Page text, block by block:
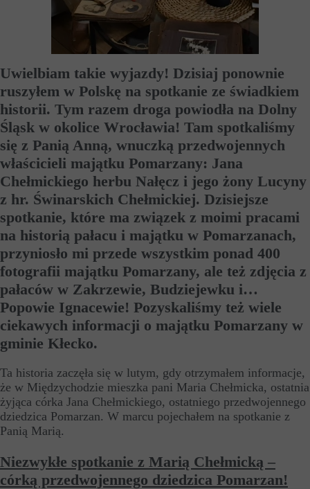
Uwielbiam takie wyjazdy! Dzisiaj ponownie
ruszyłem w Polskę na spotkanie ze świadkiem
historii. Tym razem droga powiodła na Dolny
Śląsk w okolice Wrocławia! Tam spotkaliśmy
się z Panią Anną, wnuczką przedwojennych
właścicieli majątku Pomarzany: Jana
Chełmickiego herbu Nałęcz i jego żony Lucyny
z hr. Świnarskich Chełmickiej. Dzisiejsze
spotkanie, które ma związek z moimi pracami
na historią pałacu i majątku w Pomarzanach,
przyniosło mi przede wszystkim ponad 400
fotografii majątku Pomarzany, ale też zdjęcia z
pałaców w Zakrzewie, Budziejewku i…
Popowie Ignacewie! Pozyskaliśmy też wiele
ciekawych informacji o majątku Pomarzany w
gminie Kłecko.
Ta historia zaczęła się w lutym, gdy otrzymałem informacje,
że w Międzychodzie mieszka pani Maria Chełmicka, ostatnia
żyjąca córka Jana Chełmickiego, ostatniego przedwojennego
dziedzica Pomarzan. W marcu pojechałem na spotkanie z
Panią Marią.
Niezwykłe spotkanie z Marią Chełmicką –
córką przedwojennego dziedzica Pomarzan!